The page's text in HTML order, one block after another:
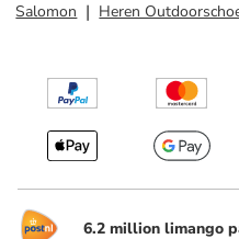
Salomon
Heren
6.2 million limango